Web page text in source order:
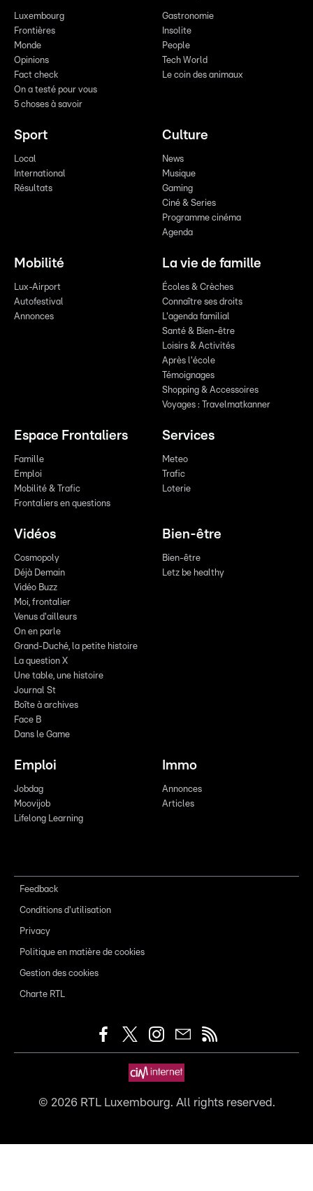
Luxembourg
Frontières
Monde
Opinions
Fact check
On a testé pour vous
5 choses à savoir
Gastronomie
Insolite
People
Tech World
Le coin des animaux
Sport
Local
International
Résultats
Culture
News
Musique
Gaming
Ciné & Series
Programme cinéma
Agenda
Mobilité
Lux-Airport
Autofestival
Annonces
La vie de famille
Écoles & Crèches
Connaître ses droits
L'agenda familial
Santé & Bien-être
Loisirs & Activités
Après l'école
Témoignages
Shopping & Accessoires
Voyages : Travelmatkanner
Espace Frontaliers
Famille
Emploi
Mobilité & Trafic
Frontaliers en questions
Services
Meteo
Trafic
Loterie
Vidéos
Cosmopoly
Déjà Demain
Vidéo Buzz
Moi, frontalier
Venus d'ailleurs
On en parle
Grand-Duché, la petite histoire
La question X
Une table, une histoire
Journal St
Boîte à archives
Face B
Dans le Game
Bien-être
Bien-être
Letz be healthy
Emploi
Jobdag
Moovijob
Lifelong Learning
Immo
Annonces
Articles
Feedback
Conditions d'utilisation
Privacy
Politique en matière de cookies
Gestion des cookies
Charte RTL
© 2026RTL Luxembourg. All rights reserved.